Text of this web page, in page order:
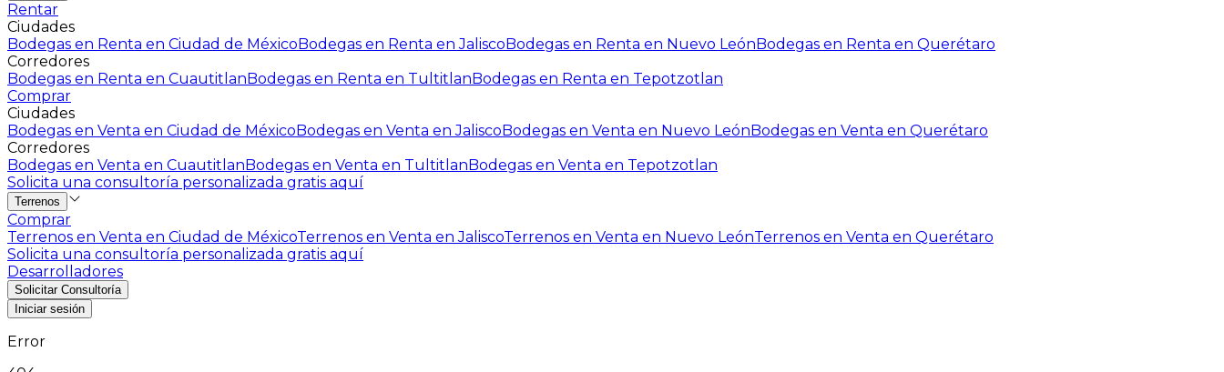
Rentar
Ciudades
Bodegas en Renta en Ciudad de MéxicoBodegas en Renta en JaliscoBodegas en Renta en Nuevo LeónBodegas en Renta en Querétaro
Corredores
Bodegas en Renta en CuautitlanBodegas en Renta en TultitlanBodegas en Renta en Tepotzotlan
Comprar
Ciudades
Bodegas en Venta en Ciudad de MéxicoBodegas en Venta en JaliscoBodegas en Venta en Nuevo LeónBodegas en Venta en Querétaro
Corredores
Bodegas en Venta en CuautitlanBodegas en Venta en TultitlanBodegas en Venta en Tepotzotlan
Solicita una consultoría personalizada gratis aquí
Terrenos
Comprar
Terrenos en Venta en Ciudad de MéxicoTerrenos en Venta en JaliscoTerrenos en Venta en Nuevo LeónTerrenos en Venta en Querétaro
Solicita una consultoría personalizada gratis aquí
Desarrolladores
Solicitar Consultoría
Iniciar sesión
Error